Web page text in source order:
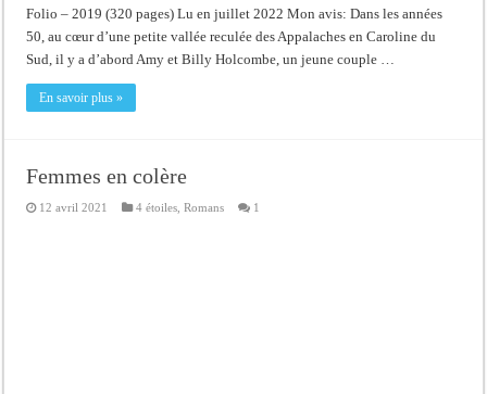
Folio – 2019 (320 pages) Lu en juillet 2022 Mon avis: Dans les années
50, au cœur d’une petite vallée reculée des Appalaches en Caroline du
Sud, il y a d’abord Amy et Billy Holcombe, un jeune couple …
En savoir plus »
Femmes en colère
12 avril 2021 4 étoiles ,Romans 1